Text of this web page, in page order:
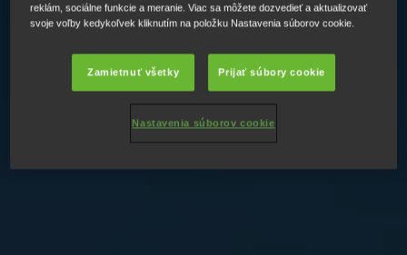
reklám, sociálne funkcie a meranie. Viac sa môžete dozvedieť a aktualizovať
svoje voľby kedykoľvek kliknutím na položku Nastavenia súborov cookie.
Zamietnuť všetky Prijať súbory cookie
Nastavenia súborov cookie